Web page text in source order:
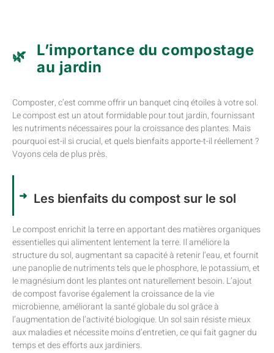
L’importance du compostage
au jardin
Composter, c’est comme offrir un banquet cinq étoiles à votre sol.
Le compost est un atout formidable pour tout jardin, fournissant
les nutriments nécessaires pour la croissance des plantes. Mais
pourquoi est-il si crucial, et quels bienfaits apporte-t-il réellement ?
Voyons cela de plus près.
Les bienfaits du compost sur le sol
Le compost enrichit la terre en apportant des matières organiques
essentielles qui alimentent lentement la terre. Il améliore la
structure du sol, augmentant sa capacité à retenir l’eau, et fournit
une panoplie de nutriments tels que le phosphore, le potassium, et
le magnésium dont les plantes ont naturellement besoin. L’ajout
de compost favorise également la croissance de la vie
microbienne, améliorant la santé globale du sol grâce à
l’augmentation de l’activité biologique. Un sol sain résiste mieux
aux maladies et nécessite moins d’entretien, ce qui fait gagner du
temps et des efforts aux jardiniers.